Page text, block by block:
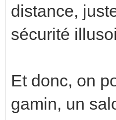
distance,
sécurité
Et donc, on
gamin, un